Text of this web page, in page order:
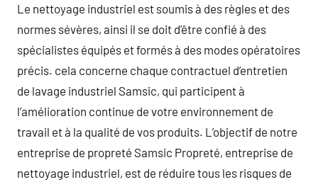
Le nettoyage industriel est soumis à des règles et des
normes sévères, ainsi il se doit d’être confié à des
spécialistes équipés et formés à des modes opératoires
précis. cela concerne chaque contractuel d’entretien
de lavage industriel Samsic, qui participent à
l’amélioration continue de votre environnement de
travail et à la qualité de vos produits. L’objectif de notre
entreprise de propreté Samsic Propreté, entreprise de
nettoyage industriel, est de réduire tous les risques de